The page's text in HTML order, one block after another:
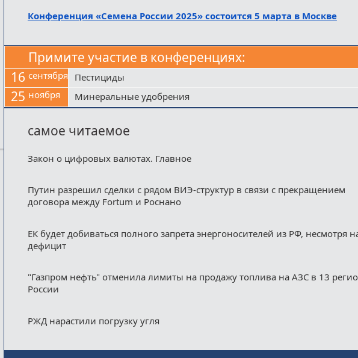
Конференция «Семена России 2025» состоится 5 марта в Москве
Примите участие в конференциях:
16 сентября Пестициды
25 ноября Минеральные удобрения
самое читаемое
Закон о цифровых валютах. Главное
Путин разрешил сделки с рядом ВИЭ-структур в связи с прекращением
договора между Fortum и Роснано
ЕК будет добиваться полного запрета энергоносителей из РФ, несмотря
дефицит
"Газпром нефть" отменила лимиты на продажу топлива на АЗС в 13
России
РЖД нарастили погрузку угля